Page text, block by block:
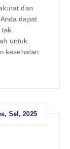
dan
dapat
tak
untuk
kesehatan
Sel, 2025